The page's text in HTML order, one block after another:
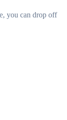
you can drop off